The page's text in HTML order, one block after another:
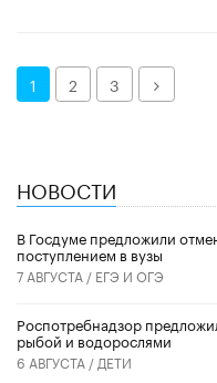
1 2 3 Далее
НОВОСТИ
В Госдуме предложили
поступлением в вузы
7 АВГУСТА / ЕГЭ И ОГЭ
Роспотребнадзор
рыбой и водорослями
6 АВГУСТА / ДЕТИ